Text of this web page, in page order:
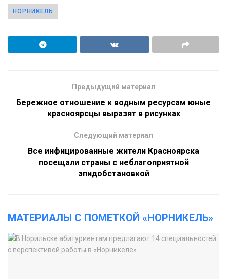
НОРНИКЕЛЬ
Предыдущий материал
Бережное отношение к водным ресурсам юные
красноярсцы выразят в рисунках
Следующий материал
Все инфицированные жители Красноярска
посещали страны с неблагоприятной
эпидобстановкой
МАТЕРИАЛЫ С ПОМЕТКОЙ «НОРНИКЕЛЬ»